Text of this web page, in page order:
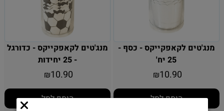
מנג'טים לקאפקייקס - כסף -
25 יח'
₪10.90
הוסף לסל
מנג'טים לקאפקייקס - כדורגל
- 25 יחידות
₪10.90
הוסף לסל